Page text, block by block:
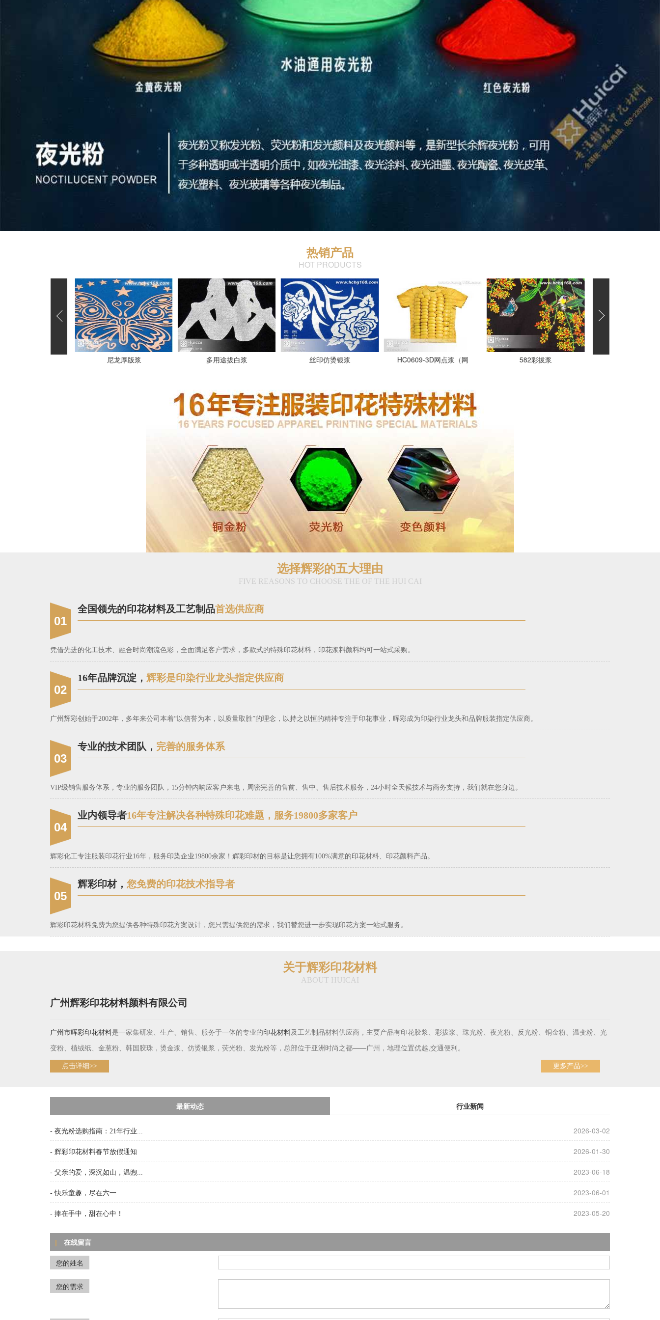
热销产品
HOT PRODUCTS
多用途拔白浆 丝印仿烫银浆 HC0609-3D网点浆（网 582彩拔浆 1603水性厚板浆
选择辉彩的五大理由
FIVE REASONS TO CHOOSE THE OF THE HUI CAI
01
全国领先的印花材料及工艺制品首选供应商
凭借先进的化工技术、融合时尚潮流色彩，全面满足客户需求，多款式的特殊印花材料，印花浆料颜料均可一站式采购。
02
16年品牌沉淀， 辉彩是印染行业龙头指定供应商
广州辉彩创始于2002年，多年来公司本着“以信誉为本，以质量取胜”的理念，以持之以恒的精神专注于印花事业，晖彩成为印染行业龙头和品牌服装指定供应商。
03
专业的技术团队， 完善的服务体系
VIP级销售服务体系，专业的服务团队，15分钟内响应客户来电，周密完善的售前、售中、售后技术服务，24小时全天候技术与商务支持，我们就在您身边。
04
业内领导者16年专注解决各种特殊印花难题，服务19800多家客户
辉彩化工专注服装印花行业16年，服务印染企业19800余家！辉彩印材的目标是让您拥有100%满意的印花材料、印花颜料产品。
05
辉彩印材， 您免费的印花技术指导者
辉彩印花材料免费为您提供各种特殊印花方案设计，您只需提供您的需求，我们替您进一步实现印花方案一站式服务。
关于辉彩印花材料
ABOUT HUICAI
广州辉彩印花材料颜料有限公司
广州市晖彩印花材料是一家集研发、生产、销售、服务于一体的专业的印花材料及工艺制品材料供应商，主要产品有印花胶浆、彩拔浆、珠光粉、夜光粉、反光粉、铜金粉、温变粉、光
变粉、植绒纸、金葱粉、韩国胶珠，烫金浆、仿烫银浆，荧光粉、发光粉等，总部位于亚洲时尚之都——广州，地理位置优越,交通便利。
点击详细>> 更多产品>>
最新动态 行业新闻
2026-03-02
- 夜光粉选购指南：21年行业...
2026-01-30
- 辉彩印花材料春节放假通知
2023-06-18
- 父亲的爱，深沉如山，温煦...
2023-06-01
- 快乐童趣，尽在六一
2023-05-20
- 捧在手中，甜在心中！
| 在线留言
您的姓名
您的需求